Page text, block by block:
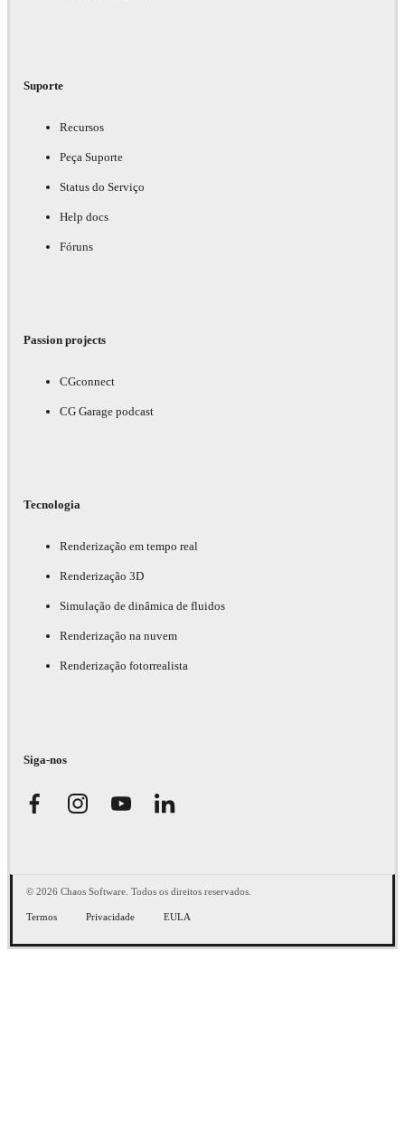
Suporte
Recursos
Peça Suporte
Status do Serviço
Help docs
Fóruns
Passion projects
CGconnect
CG Garage podcast
Tecnologia
Renderização em tempo real
Renderização 3D
Simulação de dinâmica de fluidos
Renderização na nuvem
Renderização fotorrealista
Siga-nos
© 2026 Chaos Software. Todos os direitos reservados.
Termos Privacidade EULA